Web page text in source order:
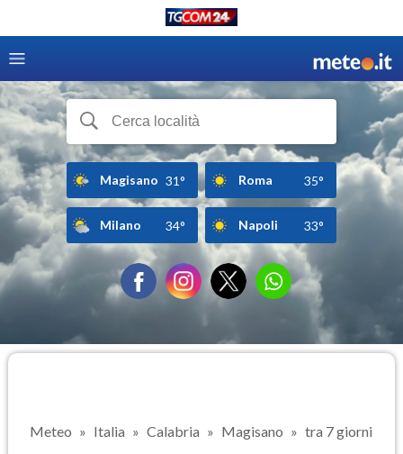
Magisano 31° Roma 35°
Milano 34° Napoli 33°
Meteo Italia Calabria Magisano tra 7 giorni